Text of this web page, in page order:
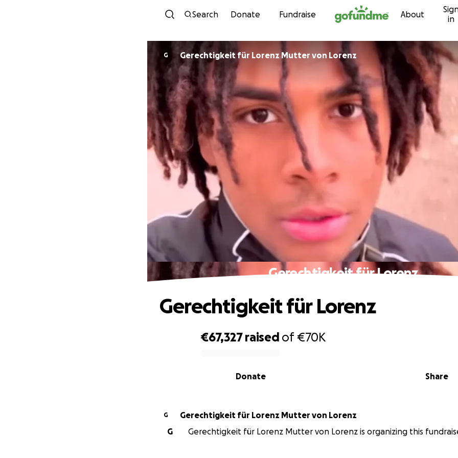
Skip to content
Search Donate Fundraise About
in
G Gerechtigkeit für Lorenz Mutter von Lorenz
Gerechtigkeit für Lorenz
€67,327 raised of€70K
Share
Donate
Gerechtigkeit für Lorenz
G
Gerechtigkeit für Lorenz Mutter von Lorenz
G
Gerechtigkeit für Lorenz Mutter von Lorenz is organizing this